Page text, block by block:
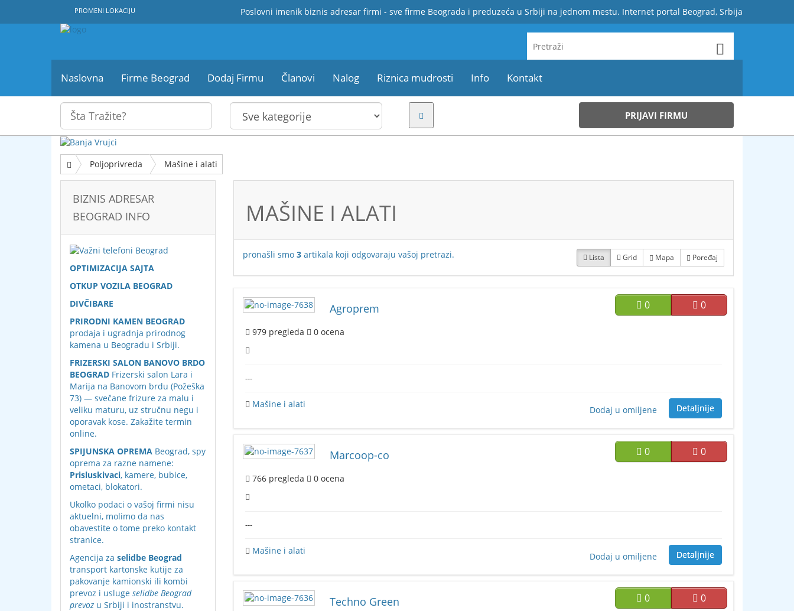
Poslovni imenik biznis adresar firmi - sve firme Beograda i preduzeća u Srbiji na jednom mestu. Internet portal Beograd, Srbija
PROMENI LOKACIJU
Naslovna Firme Beograd Dodaj Firmu Članovi Nalog Riznica mudrosti Info Kontakt
PRIJAVI FIRMU
Poljoprivreda Mašine i alati
BIZNIS ADRESAR
BEOGRAD INFO
OPTIMIZACIJA SAJTA
OTKUP VOZILA BEOGRAD
DIVČIBARE
PRIRODNI KAMEN BEOGRAD
prodaja i ugradnja prirodnog
kamena u Beogradu i Srbiji.
FRIZERSKI SALON BANOVO BRDO
BEOGRAD Frizerski salon Lara i
Marija na Banovom brdu (Požeška
73) — svečane frizure za malu i
veliku maturu, uz stručnu negu i
oporavak kose. Zakažite termin
online.
SPIJUNSKA OPREMA Beograd, spy
oprema za razne namene:
Prisluskivaci, kamere, bubice,
ometaci, blokatori.
Ukolko podaci o vašoj firmi nisu
aktuelni, molimo da nas
obavestite o tome preko kontakt
stranice.
Agencija za selidbe Beograd
transport kartonske kutije za
pakovanje kamionski ili kombi
prevoz i usluge selidbe Beograd
prevoz u Srbiji i inostranstvu.
MAŠINE I ALATI
Lista Grid Mapa Poređaj
pronašli smo 3artikala koji odgovaraju vašoj pretrazi.
0 0
Agroprem
979pregleda 0ocena
---
Detaljnije
Dodaj u omiljene
Mašine i alati
0 0
Marcoop-co
766pregleda 0ocena
---
Detaljnije
Dodaj u omiljene
Mašine i alati
0 0
Techno Green